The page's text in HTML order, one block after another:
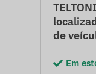
de
Em